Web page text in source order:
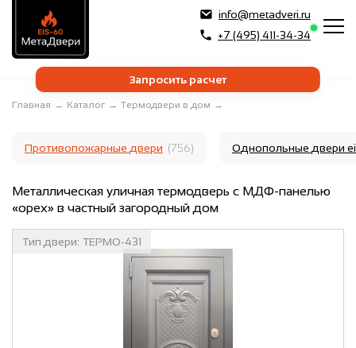
info@metadveri.ru
+7 (495) 411-34-34
Запросить расчет
Главная → Каталог → Термодвери в дом →
Противопожарные двери (756) Однопольные двери
Металлическая уличная термодверь с МДФ-панелью
«орех» в частный загородный дом
Тип двери: ТЕРМО-431